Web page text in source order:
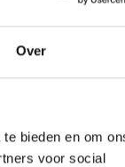
Over
bieden en om
voor social
We helpen je